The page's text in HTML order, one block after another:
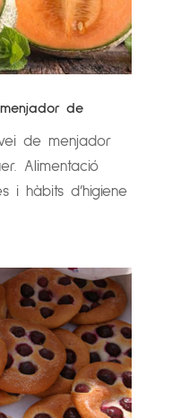
de
de menjador
Alimentació
i hàbits d’higiene